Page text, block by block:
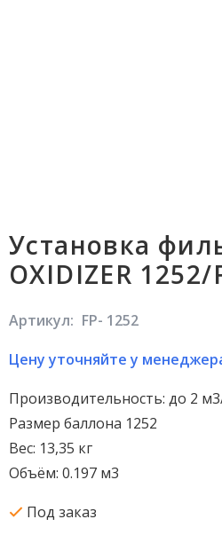
Установка
OXIDIZER 1252/
Артикул: FP- 1252
Цену уточняйте у
Производительность: до 2
Размер баллона 1252
Вес: 13,35 кг
Объём: 0.197 м3
Под заказ